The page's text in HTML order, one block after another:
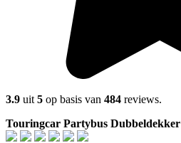
3.9 uit 5 op basis van 484 reviews.
Touringcar Partybus Dubbeldekker